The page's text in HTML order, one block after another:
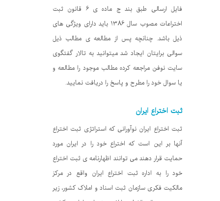
فایل ارسالی طبق بند ج ماده ی 6 قانون ثبت
اختراعات مصوب سال 1386 باید دارای ویژگی های
ذیل باشد. چنانچه پس از مطالعه ی مطالب ذیل
سوالی برایتان ایجاد شد میتوانید به تالار گفتگوی
سایت نوفن مراجعه کرده مطالب موجود را مطالعه و
یا سوال خود را مطرح و پاسخ را دریافت نمایید.
ثبت اختراع ایران
ثبت اختراع ایران نوآورانی که استراتژی ثبت اختراع
آنها بر این است که اختراع خود را در ایران مورد
حمایت قرار دهند می توانند اظهارنامه ی ثبت اختراع
خود را به اداره ثبت اختراع ایران واقع در مرکز
مالکیت فکری سازمان ثبت اسناد و املاک کشور، زیر